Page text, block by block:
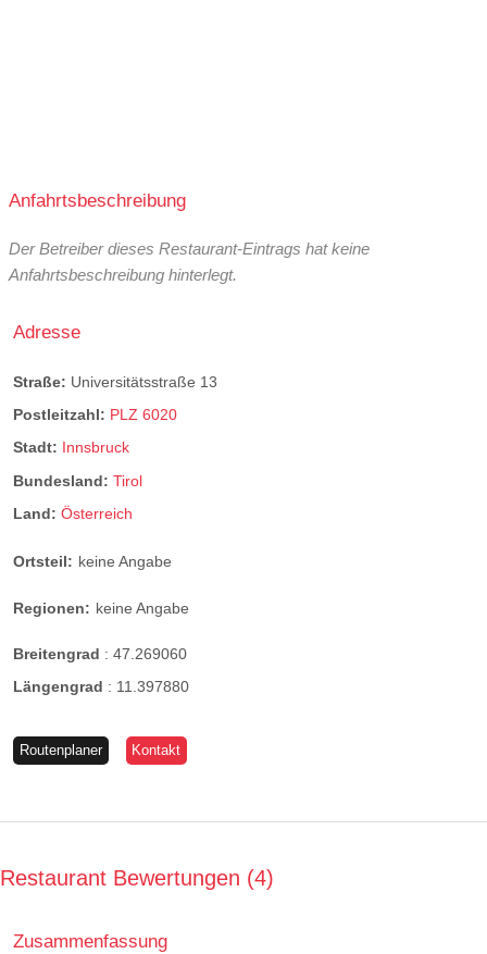
Anfahrtsbeschreibung
Der Betreiber dieses Restaurant-Eintrags hat keine
Anfahrtsbeschreibung hinterlegt.
Adresse
Straße: Universitätsstraße 13
Postleitzahl: PLZ 6020
Stadt: Innsbruck
Bundesland: Tirol
Land: Österreich
Ortsteil: keine Angabe
Regionen: keine Angabe
Breitengrad : 47.269060
Längengrad : 11.397880
Routenplaner Kontakt
Restaurant Bewertungen 4
Zusammenfassung